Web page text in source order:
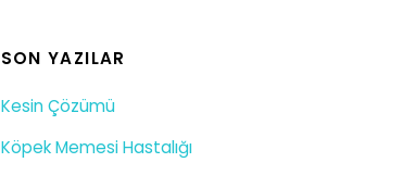
SON YAZILAR
Kesin Çözümü
Köpek Memesi Hastalığı